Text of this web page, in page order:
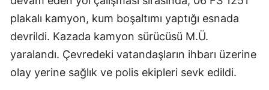
plakalı kamyon, kum boşaltımı yaptığı esnada
devrildi. Kazada kamyon sürücüsü M.Ü.
yaralandı. Çevredeki vatandaşların ihbarı üzerine
olay yerine sağlık ve polis ekipleri sevk edildi.